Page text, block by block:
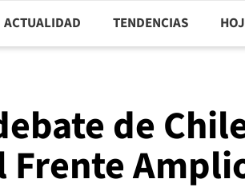
ACTUALIDAD TENDENCIAS
de
Frente